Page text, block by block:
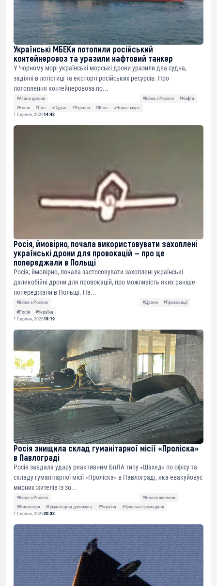
Українські МБЕКи потопили російський
контейнеровоз та уразили нафтовий танкер
У Чорному морі українські морські дрони уразили два судна,
задіяні в логістиці та експорті російських ресурсів. Про
потоплення контейнеровоза по...
#Атака дронів #Війна з Росією
#Нафта
#Росія
#Світ #Судно #Україна #Флот
#Чорне море
1 Серпня, 202614:43
Росія, ймовірно, почала використовувати захоплені
українські дрони для провокацій — про це
попереджали в Польщі
Росія, ймовірно, почала застосовувати захоплені українські
далекобійні дрони для провокацій, про можливість яких раніше
попереджали в Польщі. На...
#Війна з Росією #Дрони
#Провокації
#Росія
#Україна
1 Серпня, 202619:19
Росія знищила склад гуманітарної місії «Проліска»
в Павлограді
Росія завдала удару реактивним БпЛА типу «Шахед» по офісу та
складу гуманітарної місії «Проліска» в Павлограді, яка евакуйовує
мирних жителів із зо...
#Війна з Росією
#Воєнні злочини
#Волонтери
#Гуманітарна допомога #Україна
#Цивільні громадяни
1 Серпня, 202620:33